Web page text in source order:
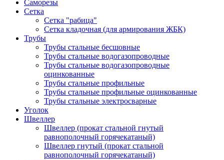
Саморезы
Сетка
Сетка "рабица"
Сетка кладочная (для армирования ЖБК)
Трубы
Трубы стальные бесшовные
Трубы стальные водогазопроводные
Трубы стальные водогазопроводные
оцинкованные
Трубы стальные профильные
Трубы стальные профильные оцинкованные
Трубы стальные электросварные
Уголок
Швеллер
Швеллер (прокат стальной гнутый
равнополочный горячекатаный)
Швеллер гнутый (прокат стальной
равнополочный горячекатаный)